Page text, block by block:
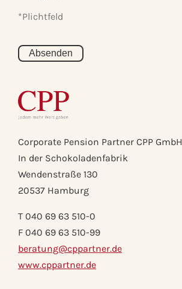
Corporate Pension Partner CPP GmbH
In der Schokoladenfabrik
Wendenstraße 130
20537 Hamburg
T 040 69 63 510-0
F 040 69 63 510-99
beratung@cppartner.de
www.cppartner.de
*Plichtfeld